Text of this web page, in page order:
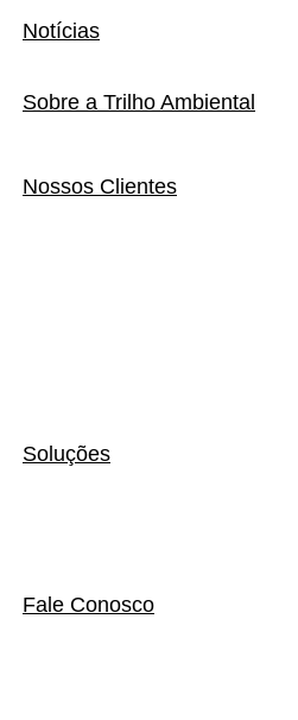
Sobre a Trilho Ambiental
Notícias
Nossos Clientes
Soluções
Fale Conosco